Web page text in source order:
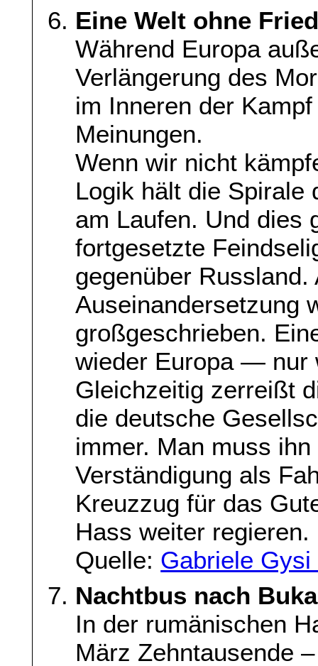
Eine Welt ohne
Während Europa
Verlängerung des
im Inneren der
Meinungen.
Wenn wir nicht
Logik hält die Spirale
am Laufen. Und dies
fortgesetzte
gegenüber
Auseinandersetzung
großgeschrieben.
wieder Europa — nur
Gleichzeitig zerreißt
die deutsche
immer. Man muss
Verständigung als
Kreuzzug für das
Hass weiter regieren.
Quelle: Gabriele
Nachtbus nach
In der rumänischen
März Zehntausende